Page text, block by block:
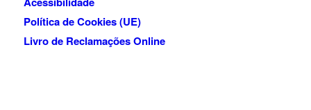
Política de Cookies (UE)
Livro de Reclamações Online